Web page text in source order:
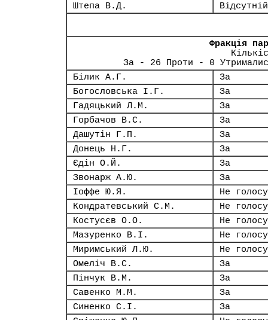
Штепа В.Д.
Відсутній
Фракція
За - 26 Проти - 0
Білик А.Г.
За
Богословська І.Г.
За
Гадяцький Л.М.
За
Горбачов В.С.
За
Дашутін Г.П.
За
Донець Н.Г.
За
Єдін О.Й.
За
Звонарж А.Ю.
За
Іоффе Ю.Я.
Не
Кондратевський С.М.
Не
Костусєв О.О.
Не
Мазуренко В.І.
Не
Миримський Л.Ю.
Не
Омеліч В.С.
За
Пінчук В.М.
За
Савенко М.М.
За
Синенко С.І.
За